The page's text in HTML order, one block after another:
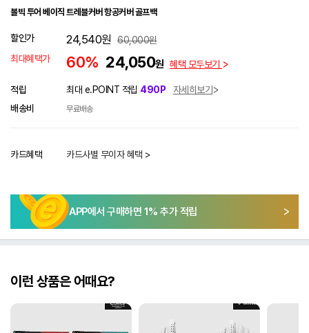
볼빅 투어 베이직 트레블커버 항공커버 골프백
할인가 24,540원 60,000원
최대혜택가
60% 24,050원 혜택 모두보기
적립 최대 e.POINT 적립 490P
자세히보기
배송비
무료배송
카드혜택 카드사별 무이자 혜택 >
APP에서 구매하면 1% 추가 적립
이런 상품은 어때요?